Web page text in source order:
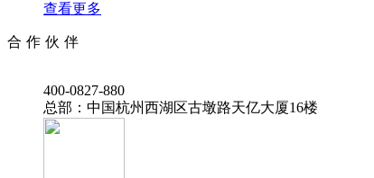
查看更多
合作伙伴
‭400-0827-880
总部：中国杭州西湖区古墩路天亿大厦16楼